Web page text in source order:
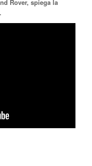
Rover, spiega la